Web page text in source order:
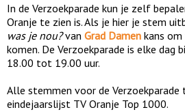
In de Verzoekparade kun je zelf
Oranje te zien is. Als je hier je stem
was je nou?van Grad Damen kans
komen. De Verzoekparade is elke dag
18.00 tot 19.00 uur.
Alle stemmen voor de
eindejaarslijst TV Oranje Top 1000.